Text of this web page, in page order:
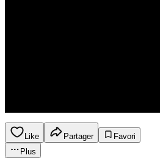
Like Partager
Favori
Plus